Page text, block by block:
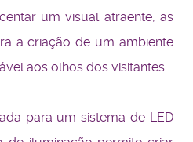
um visual atraente, as
a criação de um ambiente
aos olhos dos visitantes.
para um sistema de LED